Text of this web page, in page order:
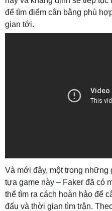
để tìm điểm cân bằng phù
gian tới.
Và mới đây, một trong những
tựa game này – Faker đã có
thể tìm ra cách hoàn hảo để
đấu và thời gian tìm trận.